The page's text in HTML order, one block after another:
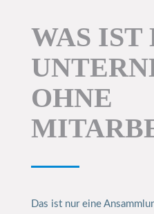
WAS IST
OHNE
Das ist nur eine